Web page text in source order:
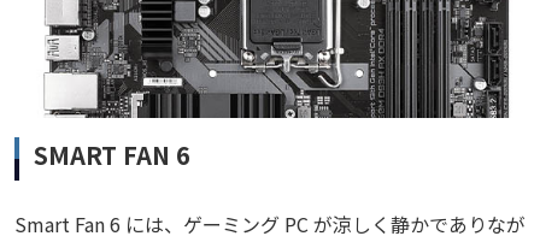
SMART FAN 6
Smart Fan 6 には、ゲーミング PC が涼しく静かでありなが